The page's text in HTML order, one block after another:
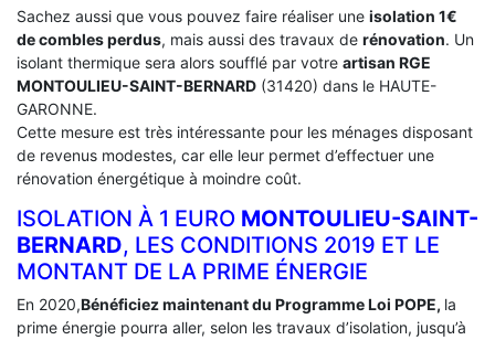
Sachez aussi que vous pouvez faire réaliser une isolation 1€
de combles perdus, mais aussi des travaux de rénovation. Un
isolant thermique sera alors soufflé par votre artisan RGE
MONTOULIEU-SAINT-BERNARD (31420) dans le HAUTE-
GARONNE.
Cette mesure est très intéressante pour les ménages disposant
de revenus modestes, car elle leur permet d’effectuer une
rénovation énergétique à moindre coût.
ISOLATION À 1 EURO MONTOULIEU-SAINT-
BERNARD, LES CONDITIONS 2019 ET LE
MONTANT DE LA PRIME ÉNERGIE
En 2020,Bénéficiez maintenant du Programme Loi POPE, la
prime énergie pourra aller, selon les travaux d’isolation, jusqu’à